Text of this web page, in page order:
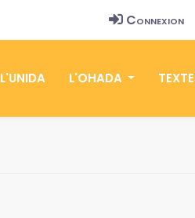
Connexion
L'UNIDA L'OHADA